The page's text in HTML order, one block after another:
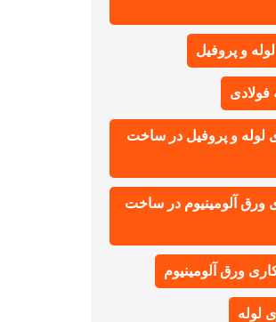
و پروفیل
فولادی
لوله و پروفیل در ساخت
ورق آلومینیوم در ساخت
ورق آلومینیوم
لوله